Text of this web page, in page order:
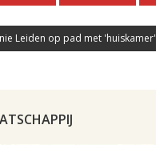
Leiden op pad met 'huiskamer'